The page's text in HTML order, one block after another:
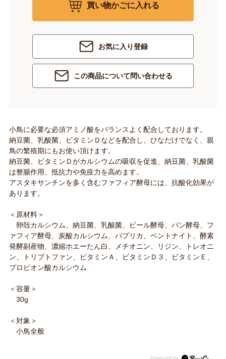
買い物かごに入れる
お気に入り登録
この商品について問い合わせる
小鳥に必要な必須アミノ酸をバランスよく配合しております。
納豆菌、乳酸菌、ビタミンＤなどを配合し、ひなだけでなく、親
鳥の繁殖期にもお使い頂けます。
納豆菌、ビタミンＤがカルシウムの吸収を促進、納豆菌、乳酸菌
は整腸作用、抵抗力や免疫力を高めます。
アスタキサンチンを多く含むファフィア酵母には、抗酸化効果が
あります。
＜原材料＞
卵殻カルシウム、納豆菌、乳酸菌、ビール酵母、パン酵母、フ
ァフィア酵母、炭酸カルシウム、パプリカ、ベントナイト、酵素
発酵副産物、濃縮ホエーたん白、メチオニン、リジン、トレオニ
ン、トリプトファン、ビタミンＡ、ビタミンＤ３、ビタミンＥ、
プロピオン酸カルシウム
＜容量＞
30g
＜対象＞
小鳥全般